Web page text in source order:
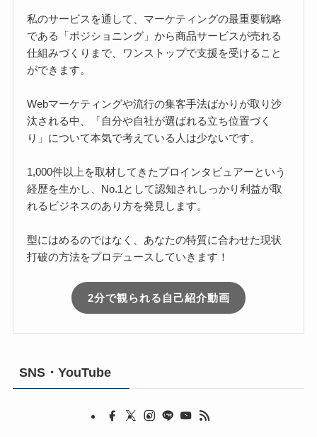
私のサービスを通して、マーケティングの最重要戦略
である「ポジショニング」から商品サービスが売れる
仕組みづくりまで、ワンストップで支援を受けること
ができます。
Webマーケティングや流行の集客手法ばかりが取り沙
汰される中、「自分や自社が選ばれる立ち位置づく
り」について本気で考えている人は少ないです。
1,000件以上を取材してきたプロインタビュアーという
経歴を生かし、No.1として認知されしっかり利益が取
れるビジネスのあり方を発見します。
型にはめるのではなく、あなたの特質に合わせた現状
打破の方法をプロデュースしていきます！
2分で観られる自己紹介動画
SNS・YouTube